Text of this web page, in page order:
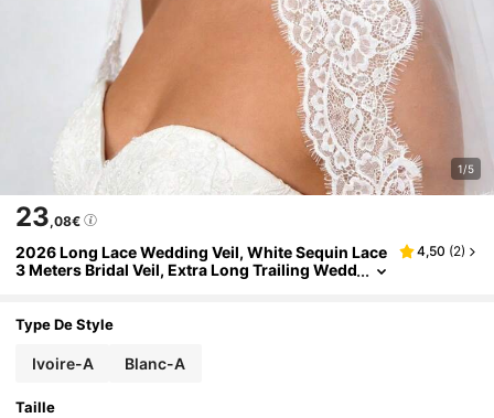
1/5
23,08€
2026 Long Lace Wedding Veil, White Sequin Lace
3 Meters Bridal Veil, Extra Long Trailing Wedd
4,50 (2)
Type De Style
Ivoire-A Blanc-A
Taille